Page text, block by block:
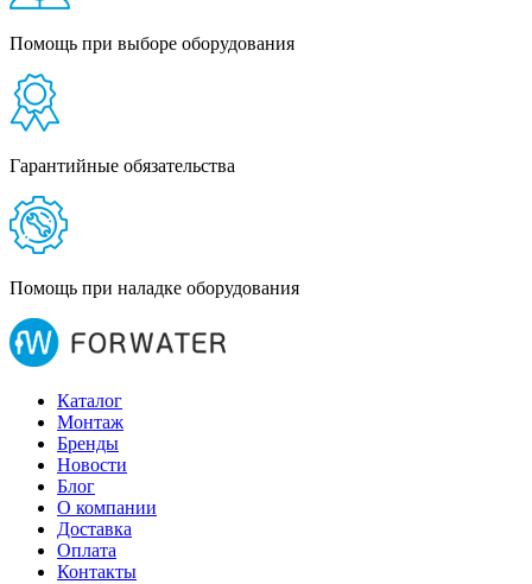
Помощь при выборе оборудования
Гарантийные обязательства
Помощь при наладке оборудования
Каталог
Монтаж
Бренды
Новости
Блог
О компании
Доставка
Оплата
Контакты